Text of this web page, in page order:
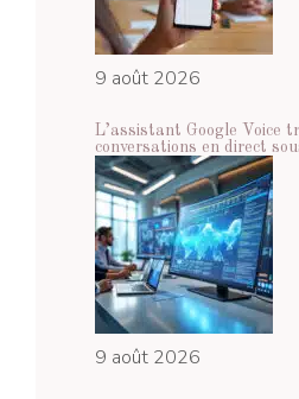
9 août 2026
L’assistant Google Voice
conversations en direct
9 août 2026